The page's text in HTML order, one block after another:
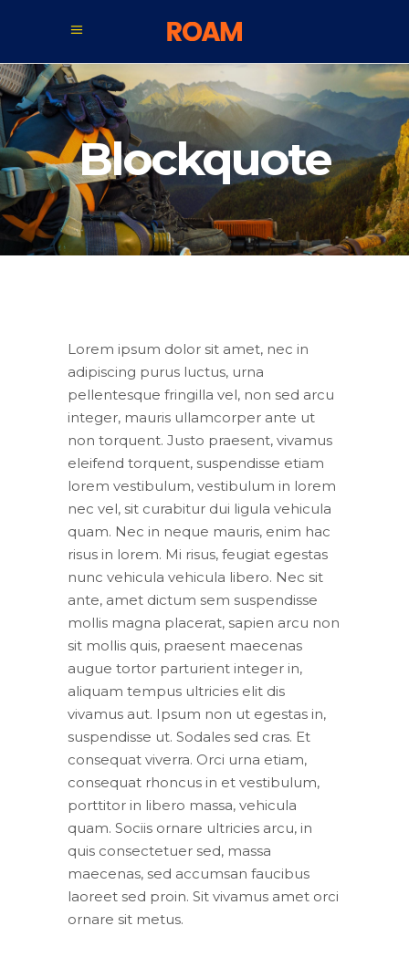
Blockquote
Lorem ipsum dolor sit amet, nec in
adipiscing purus luctus, urna
pellentesque fringilla vel, non sed arcu
integer, mauris ullamcorper ante ut
non torquent. Justo praesent, vivamus
eleifend torquent, suspendisse etiam
lorem vestibulum, vestibulum in lorem
nec vel, sit curabitur dui ligula vehicula
quam. Nec in neque mauris, enim hac
risus in lorem. Mi risus, feugiat egestas
nunc vehicula vehicula libero. Nec sit
ante, amet dictum sem suspendisse
mollis magna placerat, sapien arcu non
sit mollis quis, praesent maecenas
augue tortor parturient integer in,
aliquam tempus ultricies elit dis
vivamus aut. Ipsum non ut egestas in,
suspendisse ut. Sodales sed cras. Et
consequat viverra. Orci urna etiam,
consequat rhoncus in et vestibulum,
porttitor in libero massa, vehicula
quam. Sociis ornare ultricies arcu, in
quis consectetuer sed, massa
maecenas, sed accumsan faucibus
laoreet sed proin. Sit vivamus amet orci
ornare sit metus.